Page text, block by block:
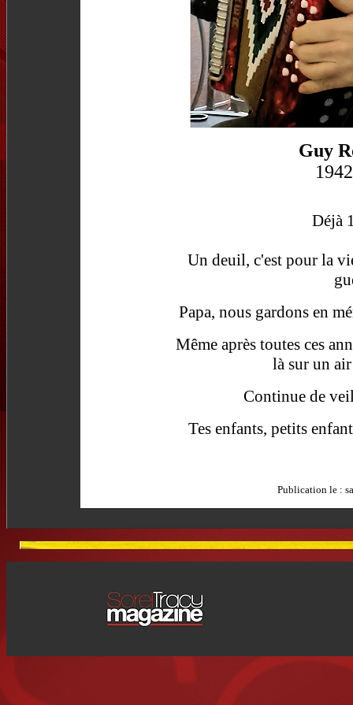
Guy
Déjà
Un deuil, c'est pour la
Papa, nous gardons en
Même après toutes ces
là sur un
Continue de
Tes enfants, petits
Publication le :